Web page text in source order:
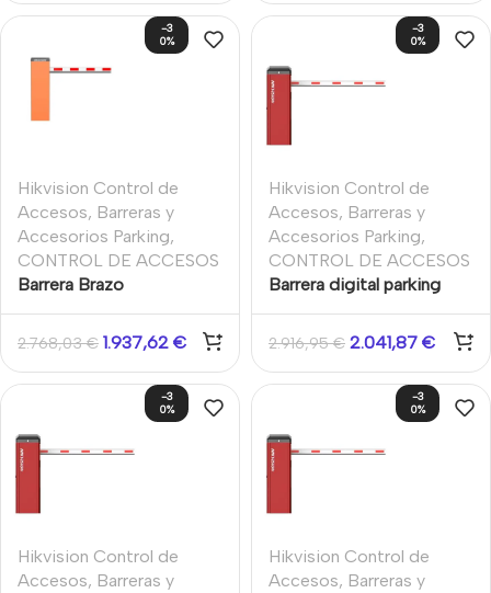
Pantalla LCD exterior
-3
0%
Hikvision Control de
Accesos, Barreras y
Accesorios Parking,
CONTROL DE ACCESOS
Barrera Brazo
telescópico 4m
Velocidad ajustable
Izquierda o derecha
Hikvision
2.768,03€ 1.937,62 €
-3
0%
Hikvision Control de
Accesos, Barreras y
Accesorios Parking,
CONTROL DE ACCESOS
Barrera digital parking
con brazo recto 3m
2.916,95€ 2.041,87 €
-3
0%
Hikvision Control de
Accesos, Barreras y
-3
0%
Hikvision Control de
Accesos, Barreras y